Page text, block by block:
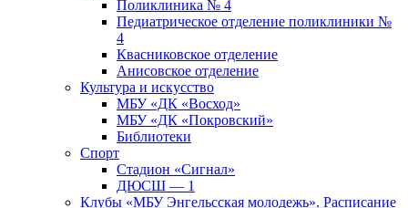
Поликлиника № 4
Педиатрическое отделение поликлиники №
4
Квасниковское отделение
Анисовское отделение
Культура и искусство
МБУ «ДК «Восход»
МБУ «ДК «Покровский»
Библиотеки
Спорт
Стадион «Сигнал»
ДЮСШ — 1
Клубы «МБУ Энгельсская молодежь». Расписание